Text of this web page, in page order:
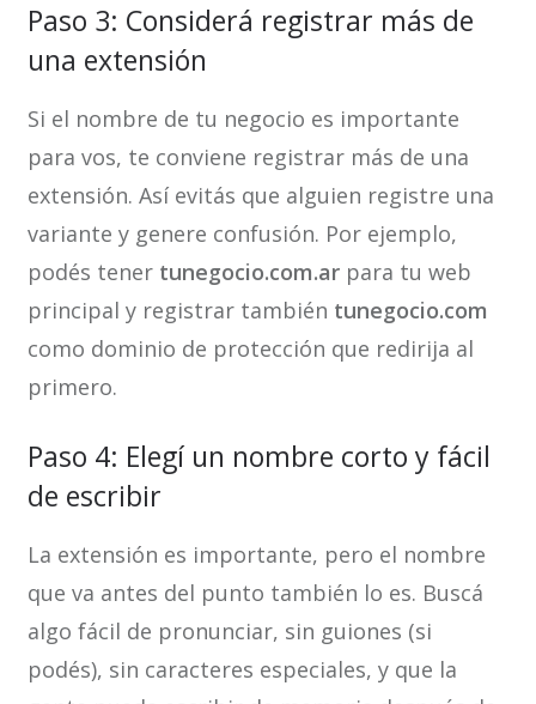
Paso 3: Considerá registrar más de
una extensión
Si el nombre de tu negocio es importante
para vos, te conviene registrar más de una
extensión. Así evitás que alguien registre una
variante y genere confusión. Por ejemplo,
podés tener tunegocio.com.arpara tu web
principal y registrar también tunegocio.com
como dominio de protección que redirija al
primero.
Paso 4: Elegí un nombre corto y fácil
de escribir
La extensión es importante, pero el nombre
que va antes del punto también lo es. Buscá
algo fácil de pronunciar, sin guiones (si
podés), sin caracteres especiales, y que la